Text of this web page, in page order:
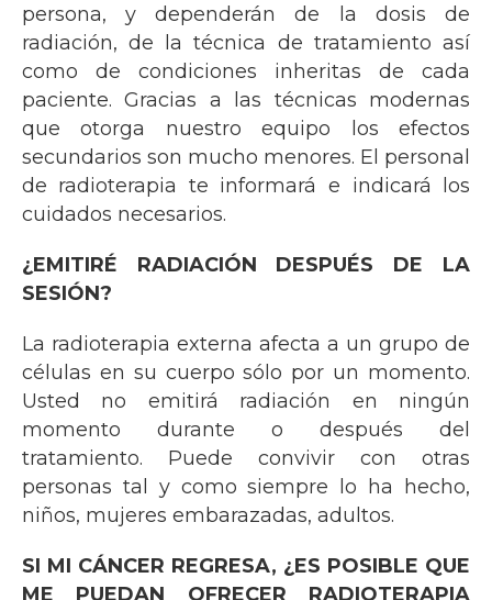
persona, y dependerán de la dosis de
radiación, de la técnica de tratamiento así
como de condiciones inheritas de cada
paciente. Gracias a las técnicas modernas
que otorga nuestro equipo los efectos
secundarios son mucho menores. El personal
de radioterapia te informará e indicará los
cuidados necesarios.
¿EMITIRÉ RADIACIÓN DESPUÉS DE LA
SESIÓN?
La radioterapia externa afecta a un grupo de
células en su cuerpo sólo por un momento.
Usted no emitirá radiación en ningún
momento durante o después del
tratamiento. Puede convivir con otras
personas tal y como siempre lo ha hecho,
niños, mujeres embarazadas, adultos.
SI MI CÁNCER REGRESA, ¿ES POSIBLE QUE
ME PUEDAN OFRECER RADIOTERAPIA